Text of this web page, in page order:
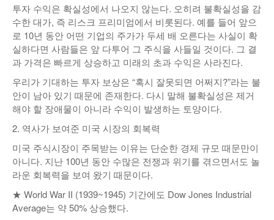
골프
투자 수익은 확실성에서 나오지 않는다. 오히려 불확실성을 감
수한 대가, 즉 리스크 프리미엄에서 비롯된다. 예를 들어 앞으
로 10년 동안 어떤 기업의 주가가 두세 배 오른다는 사실이 확
실하다면 사람들은 앞 다투어 그 주식을 사들일 것이다. 그 결
과 가격은 빠르게 상승하고 미래의 초과 수익은 사라진다.
우리가 기대하는 투자 보상은 “혹시 잘못되면 어쩌지?”라는 불
안이 남아 있기 때문에 존재한다. 다시 말해 불확실성은 제거
해야 할 장애물이 아니라 수익이 발생하는 토양이다.
2. 역사가 보여준 미국 시장의 회복력
미국 주식시장이 주목받는 이유는 단순한 경제 규모 때문만이
아니다. 지난 100년 동안 수많은 전쟁과 위기를 겪으면서도 놀
라운 회복력을 보여 왔기 때문이다.
★ World War II (1939~1945) 기간에도 Dow Jones Industrial
Average는 약 50% 상승했다.